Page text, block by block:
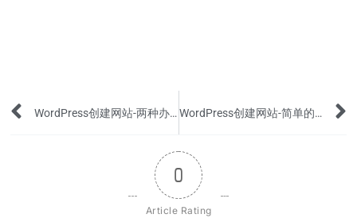
Prev WordPress创建网站-两种办法创建Privacy Policy页面 WordPress创建网站-简单的Plugin保护网站免受黑客攻击
0
Article Rating